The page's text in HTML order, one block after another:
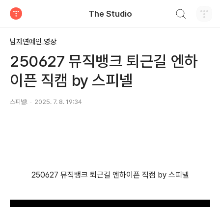
The Studio
남자연예인 영상
250627 뮤직뱅크 퇴근길 엔하
이픈 직캠 by 스피넬
스피넬! 2025. 7. 8. 19:34
250627 뮤직뱅크 퇴근길 엔하이픈 직캠 by 스피넬